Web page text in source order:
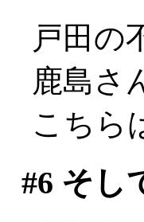
戸田の
鹿島さ
こちら
#6 そし